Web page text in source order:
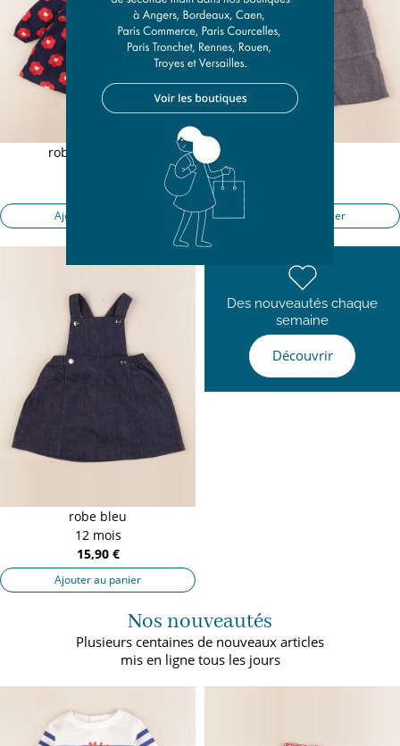
robe bleu, rouge
Ajouter au panier Ajouter au panier
robe bleu
12 mois
15,90 €
Ajouter au panier
Des nouveautés chaque
semaine
Découvrir
Nos nouveautés
Plusieurs centaines de nouveaux articles
mis en ligne tous les jours